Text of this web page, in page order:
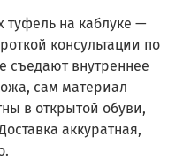
туфель на каблуке —
консультации по
съедают внутреннее
сам материал
в открытой обуви,
аккуратная,